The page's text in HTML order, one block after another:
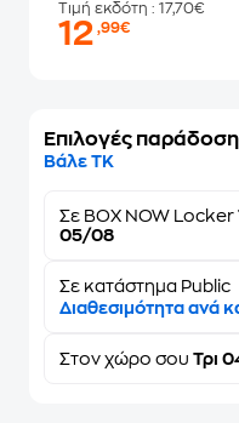
Τιμή εκδότη : 17,70€
12,99€
Επιλογές
Βάλε ΤΚ
Σε BOX NOW Locker
05/08
Σε κατάστημα Public
Διαθεσιμότητα ανά
Στον χώρο σου Τρι